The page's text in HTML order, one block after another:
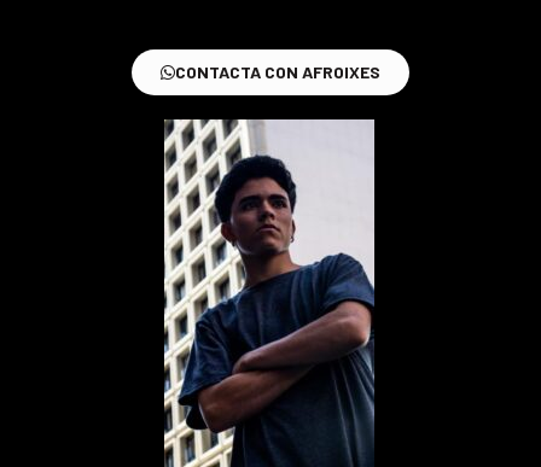
CONTACTA CON AFROIXES